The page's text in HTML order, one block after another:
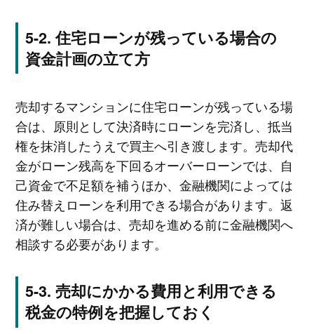
住宅ローンが残っている場合の
資金計画の立て方
売却するマンションに住宅ローンが残っている場
合は、原則として決済時にローンを完済し、抵当
権を抹消したうえで買主へ引き渡します。売却代
金がローン残高を下回るオーバーローンでは、自
己資金で不足額を補うほか、金融機関によっては
住み替えローンを利用できる場合があります。返
済が難しい場合は、売却を進める前に金融機関へ
相談する必要があります。
売却にかかる費用と利用できる
税金の特例を把握しておく